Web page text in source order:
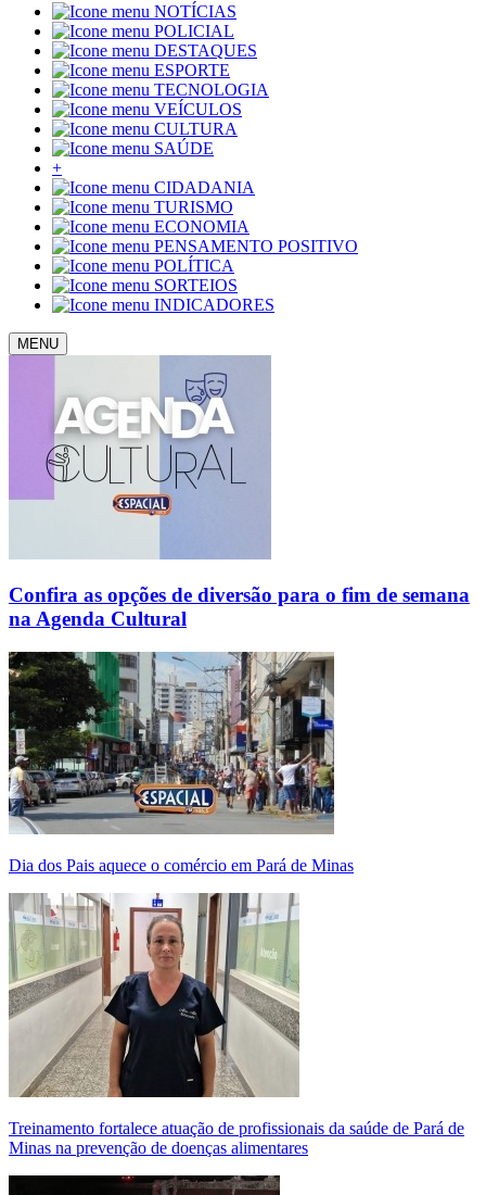
NOTÍCIAS
POLICIAL
DESTAQUES
ESPORTE
TECNOLOGIA
VEÍCULOS
CULTURA
SAÚDE
+
CIDADANIA
TURISMO
ECONOMIA
PENSAMENTO POSITIVO
POLÍTICA
SORTEIOS
INDICADORES
MENU
Confira as opções de diversão para o fim de semana
na Agenda Cultural
Dia dos Pais aquece o comércio em Pará de Minas
Treinamento fortalece atuação de profissionais da saúde de Pará de
Minas na prevenção de doenças alimentares